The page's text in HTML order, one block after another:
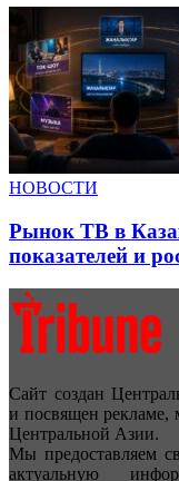
НОВОСТИ
Рынок ТВ в
показателей и
Сайт создан
и посвящен рекламе,
Центральной Азии.
Мы предоставляем
актуальную